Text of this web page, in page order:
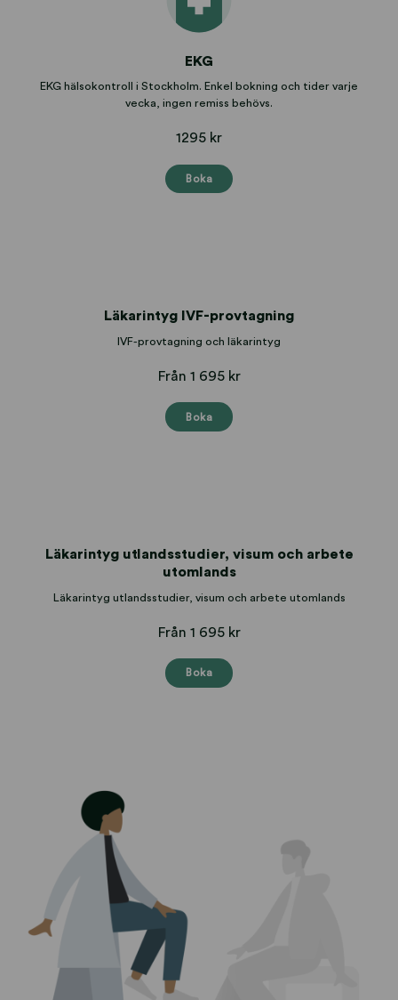
EKG
EKG hälsokontroll i Stockholm. Enkel bokning och tider varje
vecka, ingen remiss behövs.
1295 kr
Boka
Läkarintyg IVF-provtagning
IVF-provtagning och läkarintyg
Från 1 695 kr
Boka
Läkarintyg utlandsstudier, visum och arbete
utomlands
Läkarintyg utlandsstudier, visum och arbete utomlands
Från 1 695 kr
Boka